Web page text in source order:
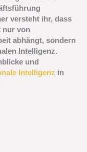
versteht ihr, dass
nur von
abhängt, sondern
Intelligenz.
und
Intelligenz in